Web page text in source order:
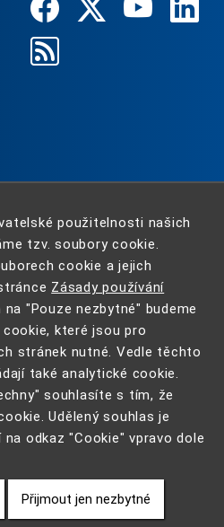
použitelnosti našich
tzv. soubory cookie.
cookie a jejich
Zásady používání
na "Pouze nezbytné" budeme
které jsou pro
stránek nutné. Vedle těchto
také analytické cookie.
souhlasíte s tím, že
Udělený souhlas je
odkaz "Cookie" vpravo dole
Přijmout jen nezbytné